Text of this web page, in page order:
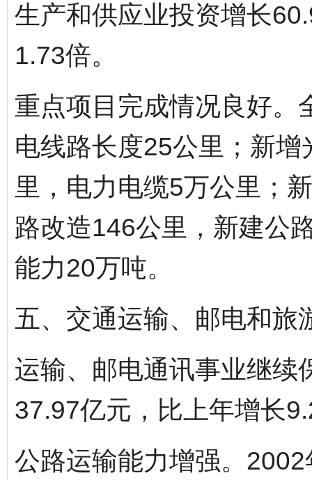
生产和供应业投资增长
1.73倍。
重点项目完成情况良好。
电线路长度25公里；新
里，电力电缆5万公里；
路改造146公里，新建公
能力20万吨。
五、交通运输、邮电和旅
运输、邮电通讯事业继续
37.97亿元，比上年增长
公路运输能力增强。